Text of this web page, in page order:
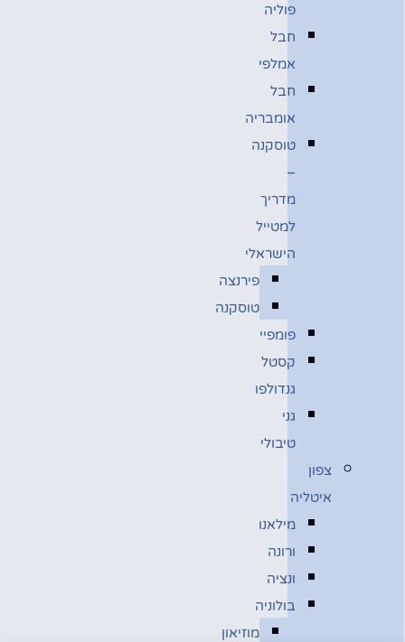
פוליה
חבל
אמלפי
חבל
אומבריה
טוסקנה
–
מדריך
למטייל
הישראלי
פירנצה
טוסקנה
פומפיי
קסטל
גנדולפו
גני
טיבולי
צפון
איטליה
מילאנו
ורונה
ונציה
בולוניה
מוזיאון